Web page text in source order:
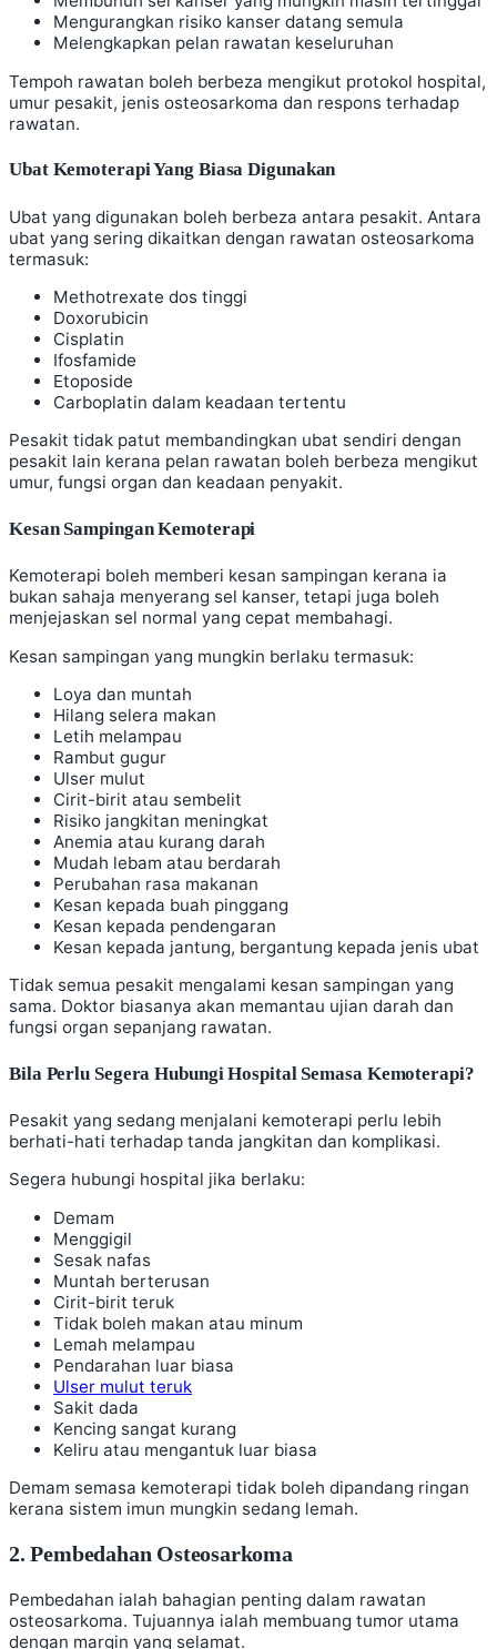
Mengurangkan risiko kanser datang semula
Melengkapkan pelan rawatan keseluruhan
Tempoh rawatan boleh berbeza mengikut protokol hospital,
umur pesakit, jenis osteosarkoma dan respons terhadap
rawatan.
Ubat Kemoterapi Yang Biasa Digunakan
Ubat yang digunakan boleh berbeza antara pesakit. Antara
ubat yang sering dikaitkan dengan rawatan osteosarkoma
termasuk:
Methotrexate dos tinggi
Doxorubicin
Cisplatin
Ifosfamide
Etoposide
Carboplatin dalam keadaan tertentu
Pesakit tidak patut membandingkan ubat sendiri dengan
pesakit lain kerana pelan rawatan boleh berbeza mengikut
umur, fungsi organ dan keadaan penyakit.
Kesan Sampingan Kemoterapi
Kemoterapi boleh memberi kesan sampingan kerana ia
bukan sahaja menyerang sel kanser, tetapi juga boleh
menjejaskan sel normal yang cepat membahagi.
Kesan sampingan yang mungkin berlaku termasuk:
Loya dan muntah
Hilang selera makan
Letih melampau
Rambut gugur
Ulser mulut
Cirit-birit atau sembelit
Risiko jangkitan meningkat
Anemia atau kurang darah
Mudah lebam atau berdarah
Perubahan rasa makanan
Kesan kepada buah pinggang
Kesan kepada pendengaran
Kesan kepada jantung, bergantung kepada jenis ubat
Tidak semua pesakit mengalami kesan sampingan yang
sama. Doktor biasanya akan memantau ujian darah dan
fungsi organ sepanjang rawatan.
Bila Perlu Segera Hubungi Hospital Semasa Kemoterapi?
Pesakit yang sedang menjalani kemoterapi perlu lebih
berhati-hati terhadap tanda jangkitan dan komplikasi.
Segera hubungi hospital jika berlaku:
Demam
Menggigil
Sesak nafas
Muntah berterusan
Cirit-birit teruk
Tidak boleh makan atau minum
Lemah melampau
Pendarahan luar biasa
Ulser mulut teruk
Sakit dada
Kencing sangat kurang
Keliru atau mengantuk luar biasa
Demam semasa kemoterapi tidak boleh dipandang ringan
kerana sistem imun mungkin sedang lemah.
2. Pembedahan Osteosarkoma
Pembedahan ialah bahagian penting dalam rawatan
osteosarkoma. Tujuannya ialah membuang tumor utama
dengan margin yang selamat.